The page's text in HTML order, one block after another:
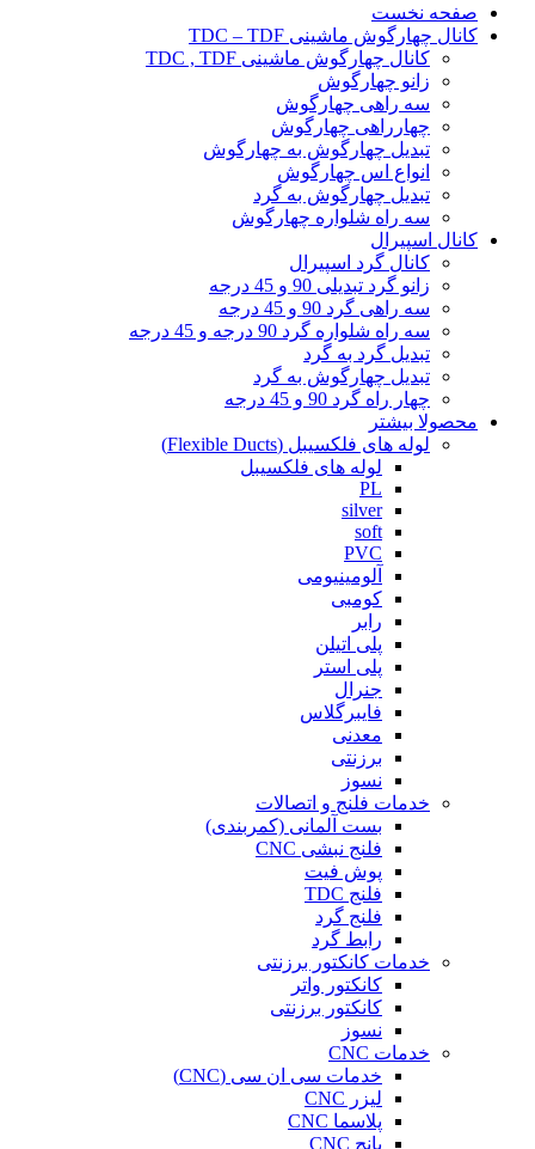
صفحه نخست
کانال چهارگوش ماشینی TDC – TDF
کانال چهارگوش ماشینی TDC , TDF
زانو چهارگوش
سه راهی چهارگوش
چهارراهی چهارگوش
تبدیل چهارگوش به چهارگوش
انواع اس چهارگوش
تبدیل چهارگوش به گرد
سه راه شلواره چهارگوش
کانال اسپیرال
کانال گرد اسپیرال
زانو گرد تبدیلی 90 و 45 درجه
سه راهی گرد 90 و 45 درجه
سه راه شلواره گرد 90 درجه و 45 درجه
تبدیل گرد به گرد
تبدیل چهارگوش به گرد
چهار راه گرد 90 و 45 درجه
محصولا بیشتر
لوله های فلکسیبل (Flexible Ducts)
لوله های فلکسیبل
PL
silver
soft
PVC
آلومینیومی
کومبی
رابر
پلی اتیلن
پلی استر
جنرال
فایبرگلاس
معدنی
برزنتی
نسوز
خدمات فلنج و اتصالات
بست آلمانی (کمربندی)
فلنج نبشی CNC
پوش فیت
فلنج TDC
فلنج گرد
رابط گرد
خدمات کانکتور برزنتی
کانکتور واتر
کانکتور برزنتی
نسوز
خدمات CNC
خدمات سی ان سی (CNC)
لیزر CNC
پلاسما CNC
پانچ CNC